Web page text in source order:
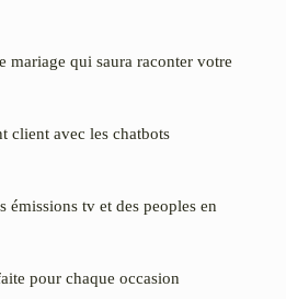
mariage qui saura raconter votre
client avec les chatbots
émissions tv et des peoples en
pour chaque occasion